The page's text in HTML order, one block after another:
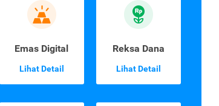
Emas Digital
Lihat Detail
Reksa Dana
Lihat Detail